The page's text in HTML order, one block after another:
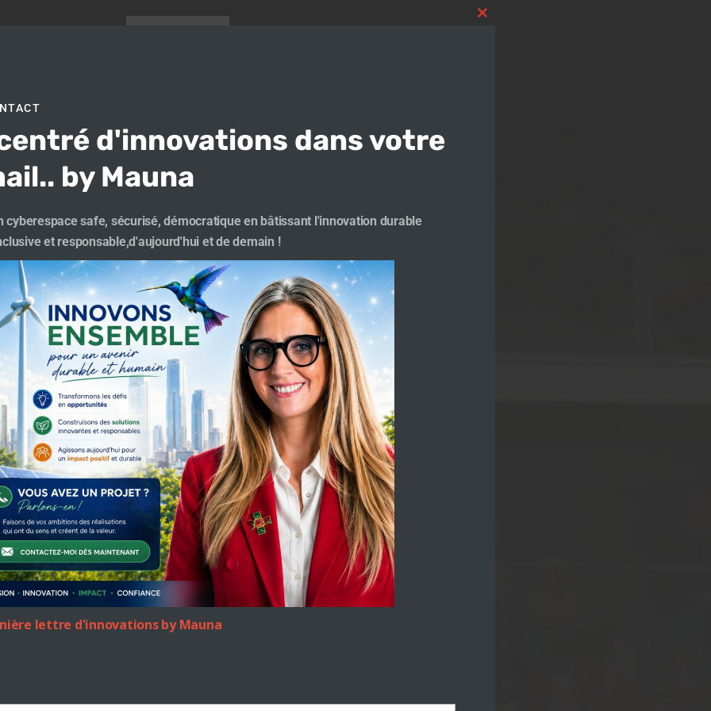
Mauna Traikia. Created for free using WordPress andColibri
d'innovations dans votre
by Mauna
cyberespace safe, sécurisé, démocratique en bâtissant l'innovation durable
et responsable,d'aujourd'hui et de demain !
lettre d'innovations by Mauna